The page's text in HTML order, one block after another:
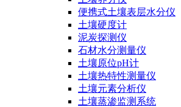
便携式土壤表层水分仪
土壤硬度计
泥炭探测仪
石材水分测量仪
土壤原位pH计
土壤热特性测量仪
土壤元素分析仪
土壤蒸渗监测系统